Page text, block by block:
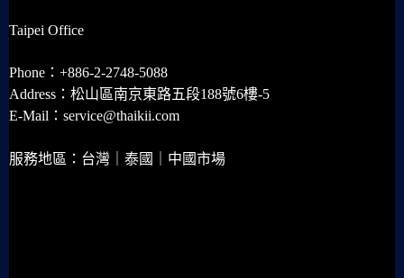
Taipei Office
Phone：+886-2-2748-5088
Address：松山區南京東路五段188號6樓-5
E-Mail：service@thaikii.com
服務地區：台灣｜泰國｜中國市場